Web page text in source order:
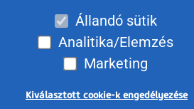
Állandó sütik
Analitika/Elemzés
Marketing
Kiválasztott cookie-k engedélyezése
A MISKOLC TV KORÁBBI
Minden jog fenntartva 2026 ©